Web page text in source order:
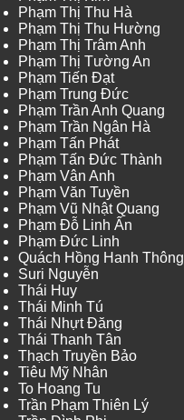
Phạm Thị Thu Hà
Phạm Thị Thu Hường
Phạm Thị Trâm Anh
Phạm Thị Tường An
Phạm Tiến Đạt
Phạm Trung Đức
Phạm Trần Anh Quang
Phạm Trần Ngân Hà
Phạm Tấn Phát
Phạm Tấn Đức Thành
Phạm Vân Anh
Phạm Văn Tuyền
Phạm Vũ Nhật Quang
Phạm Đỗ Linh Ấn
Phạm Đức Linh
Quách Hồng Hanh Thông
Suri Nguyễn
Thái Huy
Thái Minh Tú
Thái Nhựt Đăng
Thái Thanh Tân
Thạch Truyền Bảo
Tiêu Mỹ Nhân
To Hoang Tu
Trần Phạm Thiên Lý